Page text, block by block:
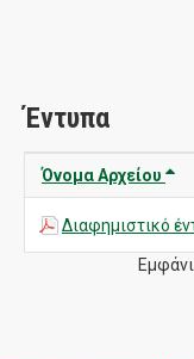
Έντυπα
Όνομα Αρχείου
Διαφημιστικό